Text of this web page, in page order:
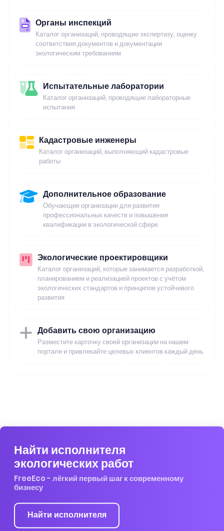
Органы инспекций
Каталог организаций, проводящие экспертизу, оценку
соответствия документов и документации
экологическим требованиям
Испытательные лаборатории
Каталог организаций, проводящие лабораторные
испытания
Кадастровые инженеры
Каталог организаций, выполняющий кадастровые
работы
Дополнительное образование
Обучающие организации для развития
профессиональных качеств и повышения
квалификации в экологической сфере
Экологические проектировщики
Каталог организаций, которые занимается разработкой,
планированием и реализацией проектов с учётом
экологических стандартов и принципов устойчивого
развития
Добавить свою организацию
Разместите карточку своей организации на нашем
портале и привлекайте целевых клиентов каждый день
Найти исполнителя
экологических работ
FreeEco - лёгкий первый шаг к современному
бизнесу
Найти исполнителя